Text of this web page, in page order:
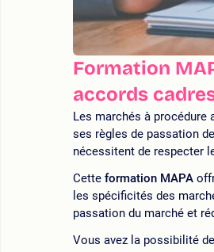
Formation
accords
Les marchés à
ses règles de passation
nécessitent de respecter
Cette formation MAPA
les spécificités des
passation du marché et
Vous avez la possibilité